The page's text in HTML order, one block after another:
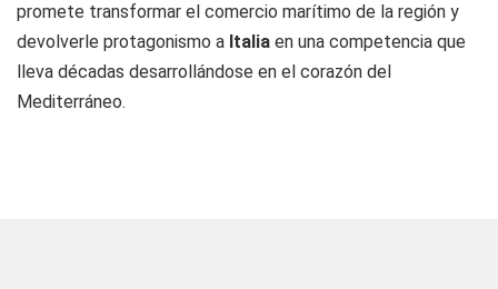
promete transformar el comercio marítimo de la región y
devolverle protagonismo a Italia en una competencia que
lleva décadas desarrollándose en el corazón del
Mediterráneo.